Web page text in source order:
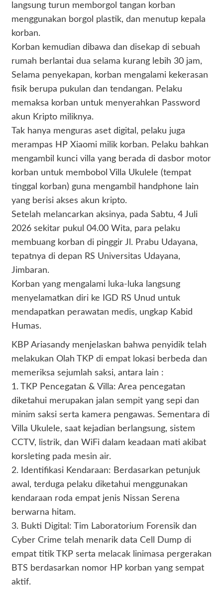
langsung turun memborgol tangan korban
menggunakan borgol plastik, dan menutup kepala
korban.
Korban kemudian dibawa dan disekap di sebuah
rumah berlantai dua selama kurang lebih 30 jam,
Selama penyekapan, korban mengalami kekerasan
fisik berupa pukulan dan tendangan. Pelaku
memaksa korban untuk menyerahkan Password
akun Kripto miliknya.
Tak hanya menguras aset digital, pelaku juga
merampas HP Xiaomi milik korban. Pelaku bahkan
mengambil kunci villa yang berada di dasbor motor
korban untuk membobol Villa Ukulele (tempat
tinggal korban) guna mengambil handphone lain
yang berisi akses akun kripto.
Setelah melancarkan aksinya, pada Sabtu, 4 Juli
2026 sekitar pukul 04.00 Wita, para pelaku
membuang korban di pinggir Jl. Prabu Udayana,
tepatnya di depan RS Universitas Udayana,
Jimbaran.
Korban yang mengalami luka-luka langsung
menyelamatkan diri ke IGD RS Unud untuk
mendapatkan perawatan medis, ungkap Kabid
Humas.
KBP Ariasandy menjelaskan bahwa penyidik telah
melakukan Olah TKP di empat lokasi berbeda dan
memeriksa sejumlah saksi, antara lain :
1. TKP Pencegatan & Villa: Area pencegatan
diketahui merupakan jalan sempit yang sepi dan
minim saksi serta kamera pengawas. Sementara di
Villa Ukulele, saat kejadian berlangsung, sistem
CCTV, listrik, dan WiFi dalam keadaan mati akibat
korsleting pada mesin air.
2. Identifikasi Kendaraan: Berdasarkan petunjuk
awal, terduga pelaku diketahui menggunakan
kendaraan roda empat jenis Nissan Serena
berwarna hitam.
3. Bukti Digital: Tim Laboratorium Forensik dan
Cyber Crime telah menarik data Cell Dump di
empat titik TKP serta melacak linimasa pergerakan
BTS berdasarkan nomor HP korban yang sempat
aktif.